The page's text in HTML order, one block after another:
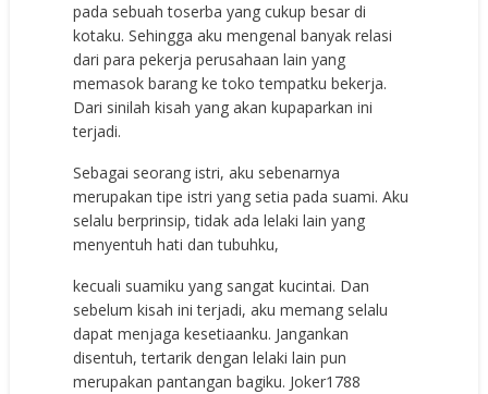
pada sebuah toserba yang cukup besar di
kotaku. Sehingga aku mengenal banyak relasi
dari para pekerja perusahaan lain yang
memasok barang ke toko tempatku bekerja.
Dari sinilah kisah yang akan kupaparkan ini
terjadi.
Sebagai seorang istri, aku sebenarnya
merupakan tipe istri yang setia pada suami. Aku
selalu berprinsip, tidak ada lelaki lain yang
menyentuh hati dan tubuhku,
kecuali suamiku yang sangat kucintai. Dan
sebelum kisah ini terjadi, aku memang selalu
dapat menjaga kesetiaanku. Jangankan
disentuh, tertarik dengan lelaki lain pun
merupakan pantangan bagiku. Joker1788